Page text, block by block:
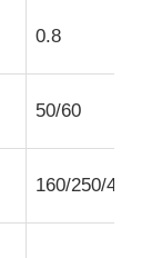
0.8
50/60
160/250/400/